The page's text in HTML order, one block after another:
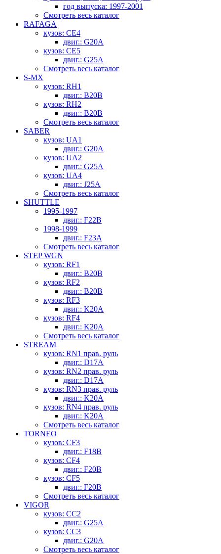
год выпуска: 1997-2001
Смотреть весь каталог
RAFAGA
кузов: CE4
двиг.: G20A
кузов: CE5
двиг.: G25A
Смотреть весь каталог
S-MX
кузов: RH1
двиг.: B20B
кузов: RH2
двиг.: B20B
Смотреть весь каталог
SABER
кузов: UA1
двиг.: G20A
кузов: UA2
двиг.: G25A
кузов: UA4
двиг.: J25A
Смотреть весь каталог
SHUTTLE
1995-1997
двиг.: F22B
1998-1999
двиг.: F23A
Смотреть весь каталог
STEP WGN
кузов: RF1
двиг.: B20B
кузов: RF2
двиг.: B20B
кузов: RF3
двиг.: K20A
кузов: RF4
двиг.: K20A
Смотреть весь каталог
STREAM
кузов: RN1 прав. руль
двиг.: D17A
кузов: RN2 прав. руль
двиг.: D17A
кузов: RN3 прав. руль
двиг.: K20A
кузов: RN4 прав. руль
двиг.: K20A
Смотреть весь каталог
TORNEO
кузов: CF3
двиг.: F18B
кузов: CF4
двиг.: F20B
кузов: CF5
двиг.: F20B
Смотреть весь каталог
VIGOR
кузов: CC2
двиг.: G25A
кузов: CC3
двиг.: G20A
Смотреть весь каталог